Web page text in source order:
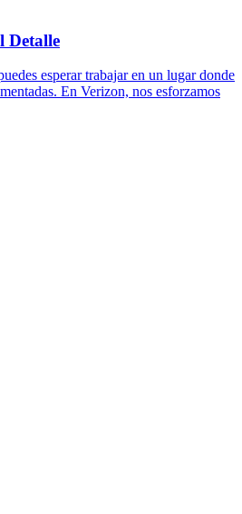
Detalle
esperar trabajar en un lugar donde
En Verizon, nos esforzamos